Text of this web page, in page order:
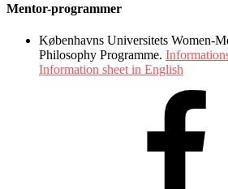
Mentor-programmer
Københavns Universitets Women-
Philosophy Programme.
Information sheet in English